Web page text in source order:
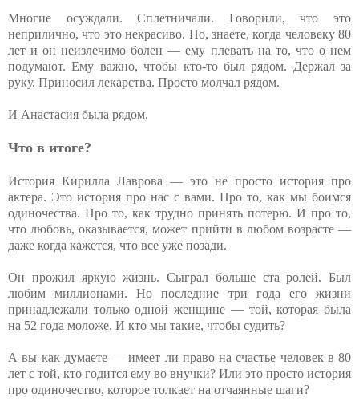
Многие осуждали. Сплетничали. Говорили, что это
неприлично, что это некрасиво. Но, знаете, когда человеку 80
лет и он неизлечимо болен — ему плевать на то, что о нем
подумают. Ему важно, чтобы кто-то был рядом. Держал за
руку. Приносил лекарства. Просто молчал рядом.
И Анастасия была рядом.
Что в итоге?
История Кирилла Лаврова — это не просто история про
актера. Это история про нас с вами. Про то, как мы боимся
одиночества. Про то, как трудно принять потерю. И про то,
что любовь, оказывается, может прийти в любом возрасте —
даже когда кажется, что все уже позади.
Он прожил яркую жизнь. Сыграл больше ста ролей. Был
любим миллионами. Но последние три года его жизни
принадлежали только одной женщине — той, которая была
на 52 года моложе. И кто мы такие, чтобы судить?
А вы как думаете — имеет ли право на счастье человек в 80
лет с той, кто годится ему во внучки? Или это просто история
про одиночество, которое толкает на отчаянные шаги?